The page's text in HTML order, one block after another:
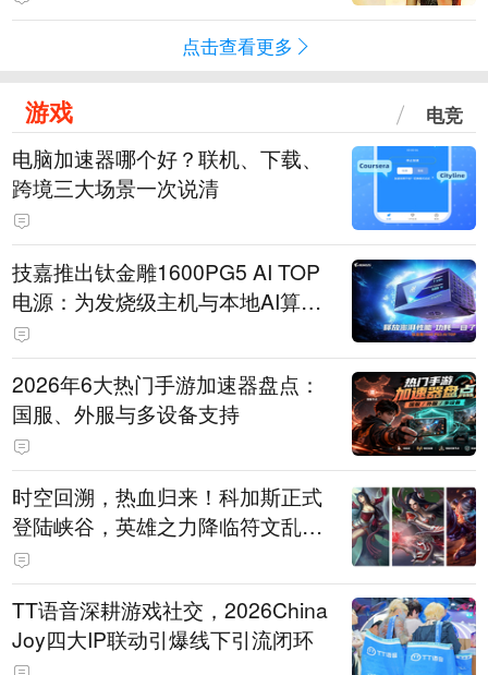
点击查看更多
游戏 电竞
电脑加速器哪个好？联机、下载、
跨境三大场景一次说清
技嘉推出钛金雕1600PG5 AI TOP
电源：为发烧级主机与本地AI算力
打造旗舰供电方案
2026年6大热门手游加速器盘点：
国服、外服与多设备支持
时空回溯，热血归来！科加斯正式
登陆峡谷，英雄之力降临符文乱
斗！
TT语音深耕游戏社交，2026China
Joy四大IP联动引爆线下引流闭环